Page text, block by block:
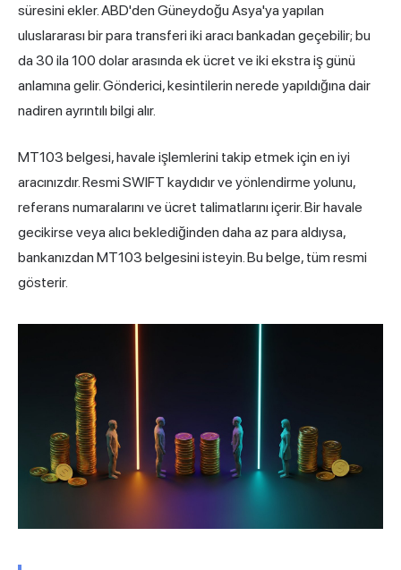
süresini ekler. ABD'den Güneydoğu Asya'ya yapılan
uluslararası bir para transferi iki aracı bankadan geçebilir; bu
da 30 ila 100 dolar arasında ek ücret ve iki ekstra iş günü
anlamına gelir. Gönderici, kesintilerin nerede yapıldığına dair
nadiren ayrıntılı bilgi alır.
MT103 belgesi, havale işlemlerini takip etmek için en iyi
aracınızdır. Resmi SWIFT kaydıdır ve yönlendirme yolunu,
referans numaralarını ve ücret talimatlarını içerir. Bir havale
gecikirse veya alıcı beklediğinden daha az para aldıysa,
bankanızdan MT103 belgesini isteyin. Bu belge, tüm resmi
gösterir.